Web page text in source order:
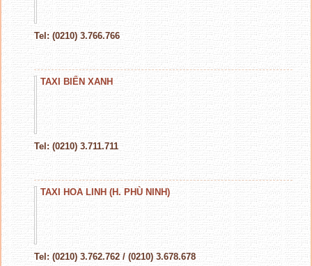
Tel: (0210) 3.766.766
TAXI BIỂN XANH
Tel: (0210) 3.711.711
TAXI HOA LINH (H. PHÙ NINH)
Tel: (0210) 3.762.762 / (0210) 3.678.678